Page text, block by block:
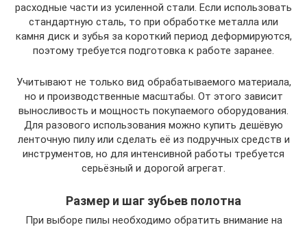
расходные части из усиленной стали. Если использовать
стандартную сталь, то при обработке металла или
камня диск и зубья за короткий период деформируются,
поэтому требуется подготовка к работе заранее.
Учитывают не только вид обрабатываемого материала,
но и производственные масштабы. От этого зависит
выносливость и мощность покупаемого оборудования.
Для разового использования можно купить дешёвую
ленточную пилу или сделать её из подручных средств и
инструментов, но для интенсивной работы требуется
серьёзный и дорогой агрегат.
Размер и шаг зубьев полотна
При выборе пилы необходимо обратить внимание на